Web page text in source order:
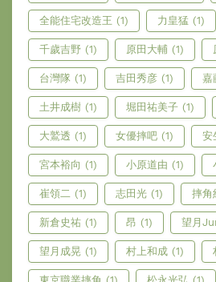
全能住宅改造王 (1) 力皇猛 (1)
千歲吉野 (1) 原田大輔 (1)
台灣隊 (1) 吉田秀彦 (1) 嘉
土井成樹 (1) 堀田祐美子 (1)
大鷲透 (1) 女優摔吧 (1) 安
宮本裕向 (1) 小原道由 (1)
崔領二 (1) 志田光 (1) 摔角
新倉史祐 (1) 昂 (1) 望月
望月成晃 (1) 村上和成 (1)